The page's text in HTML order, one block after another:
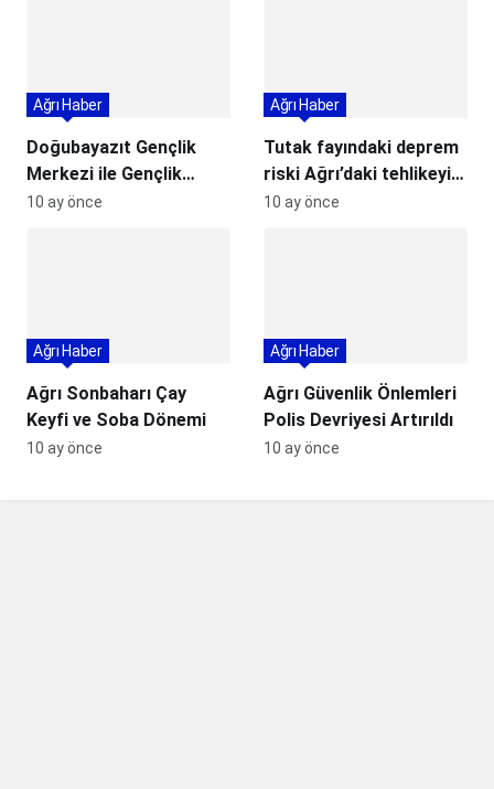
Doğubayazıt Gençlik
Merkezi ile Gençlik
Buluşması
Ağrı Haber
10 ay önce
Tutak fayındaki deprem
riski Ağrı’daki tehlikeyi
ortaya koyuyor
Ağrı Haber
10 ay önce
Ağrı Sonbaharı Çay
Keyfi ve Soba Dönemi
Ağrı Haber
10 ay önce
Ağrı Güvenlik Önlemleri
Polis Devriyesi Artırıldı
Ağrı Haber
10 ay önce